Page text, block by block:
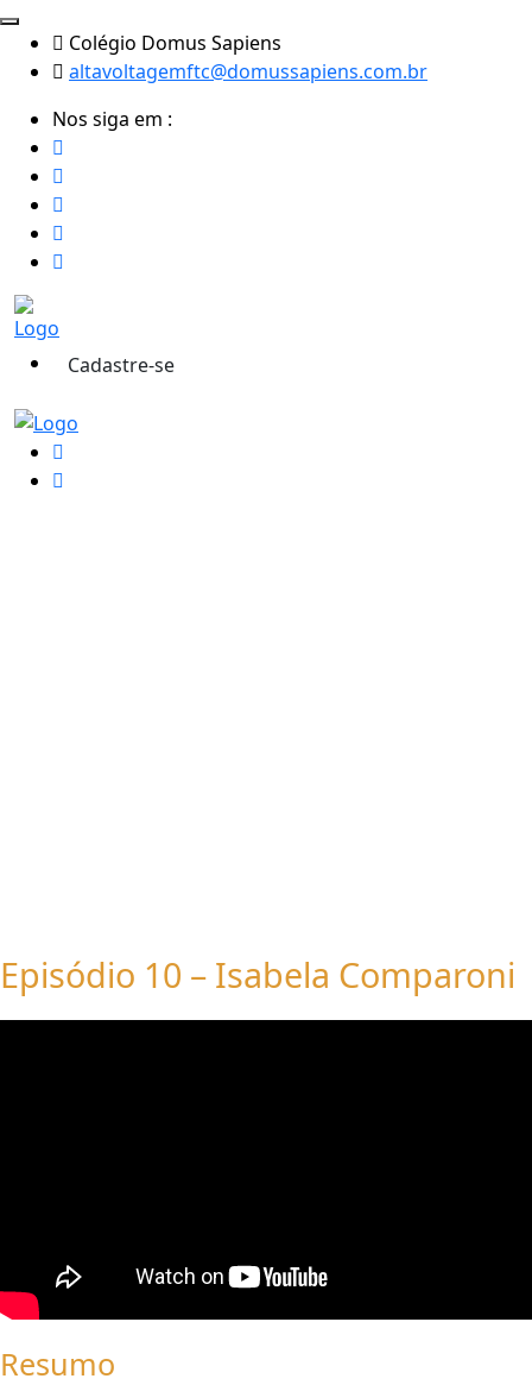
Colégio Domus Sapiens
altavoltagemftc@domussapiens.com.br
Nos siga em :
Cadastre-se
Episódio 10 – Isabela Comparoni
Resumo